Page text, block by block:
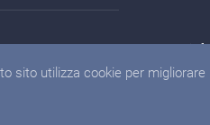
sito utilizza cookie per